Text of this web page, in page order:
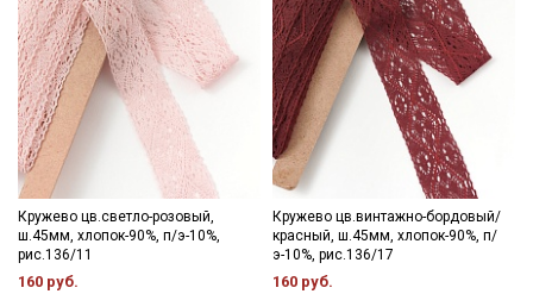
Кружево цв.светло-розовый,
ш.45мм, хлопок-90%, п/э-10%,
рис.136/11
160 руб.
Кружево цв.винтажно-бордовый/
красный, ш.45мм, хлопок-90%, п/
э-10%, рис.136/17
160 руб.